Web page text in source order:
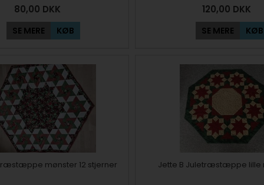
80,00 DKK
SE MERE KØB
120,00 DKK
SE MERE KØB
mønster 12 stjerner Jette B Juletræstæppe lille